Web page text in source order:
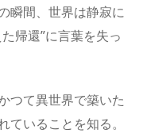
瞬間、世界は静寂に
帰還”に言葉を失っ
つて異世界で築いた
いることを知る。